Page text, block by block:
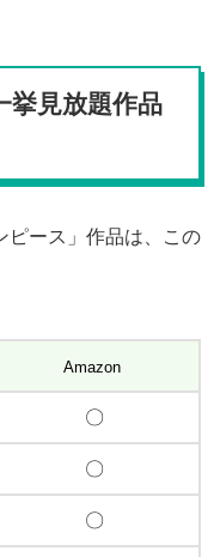
挙見放題作品
ピース」作品は、この
Amazon
〇
〇
〇